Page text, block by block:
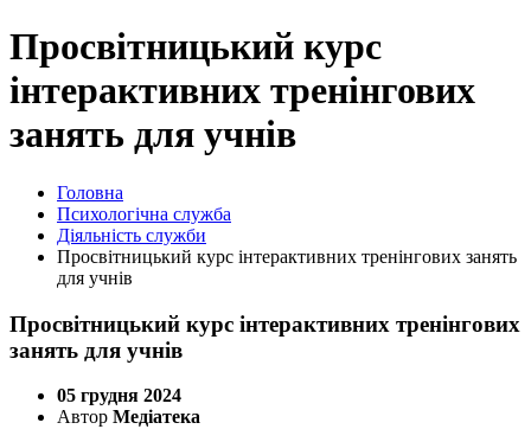
Просвітницький курс
інтерактивних тренінгових
занять для учнів
Головна
Психологічна служба
Діяльність служби
Просвітницький курс інтерактивних тренінгових занять
для учнів
Просвітницький курс інтерактивних тренінгових
занять для учнів
05 грудня 2024
Автор Медіатека